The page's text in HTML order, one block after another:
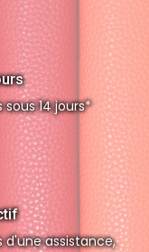
14 jours*
d'une assistance,